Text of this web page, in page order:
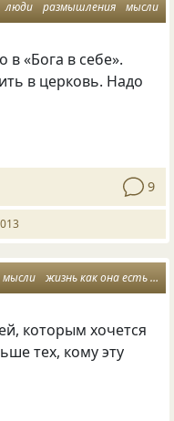
люди размышления мысли
в «Бога в себе».
в церковь. Надо
9
мысли жизнь как она есть
, которым хочется
тех, кому эту